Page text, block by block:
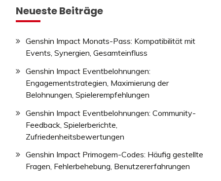
Neueste Beiträge
Genshin Impact Monats-Pass: Kompatibilität mit
Events, Synergien, Gesamteinfluss
Genshin Impact Eventbelohnungen:
Engagementstrategien, Maximierung der
Belohnungen, Spielerempfehlungen
Genshin Impact Eventbelohnungen: Community-
Feedback, Spielerberichte,
Zufriedenheitsbewertungen
Genshin Impact Primogem-Codes: Häufig gestellte
Fragen, Fehlerbehebung, Benutzererfahrungen